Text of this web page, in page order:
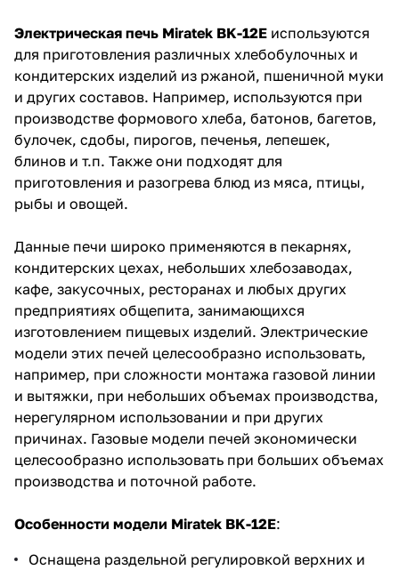
Электрическая печь Miratek BK-12E используются
для приготовления различных хлебобулочных и
кондитерских изделий из ржаной, пшеничной муки
и других составов. Например, используются при
производстве формового хлеба, батонов, багетов,
булочек, сдобы, пирогов, печенья, лепешек,
блинов и т.п. Также они подходят для
приготовления и разогрева блюд из мяса, птицы,
рыбы и овощей.
Данные печи широко применяются в пекарнях,
кондитерских цехах, небольших хлебозаводах,
кафе, закусочных, ресторанах и любых других
предприятиях общепита, занимающихся
изготовлением пищевых изделий. Электрические
модели этих печей целесообразно использовать,
например, при сложности монтажа газовой линии
и вытяжки, при небольших объемах производства,
нерегулярном использовании и при других
причинах. Газовые модели печей экономически
целесообразно использовать при больших объемах
производства и поточной работе.
Особенности модели Miratek BK-12E:
Оснащена раздельной регулировкой верхних и